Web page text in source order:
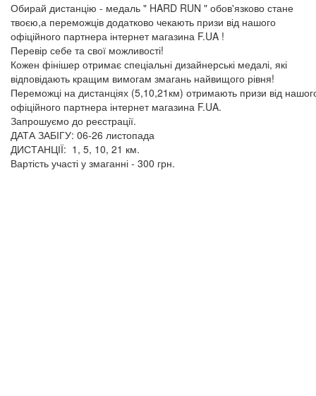
Обирай дистанцію - медаль " HARD RUN " обов'язково стане
твоєю,а переможців додатково чекають призи від нашого
офіційного партнера інтернет магазина F.UA !
Перевір себе та свої можливості!
Кожен фінішер отримає спеціальні дизайнерські медалі, які
відповідають кращим вимогам змагань найвищого рівня!
Переможці на дистанціях (5,10,21км) отримають призи від
офіційного партнера інтернет магазина F.UA.
Запрошуємо до реєстрації.
ДАТА ЗАБІГУ: 06-26 листопада
ДИСТАНЦІЇ: 1, 5, 10, 21 км.
Вартість участі у змаганні - 300 грн.